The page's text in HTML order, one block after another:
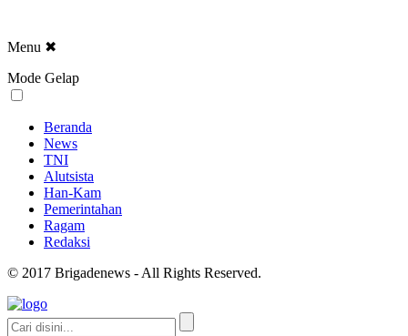
Menu ✖
Mode Gelap
Beranda
News
TNI
Alutsista
Han-Kam
Pemerintahan
Ragam
Redaksi
© 2017 Brigadenews - All Rights Reserved.